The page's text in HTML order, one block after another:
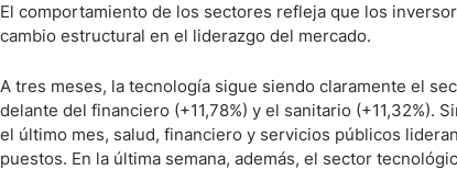
El comportamiento de los sectores refleja que los
cambio estructural en el liderazgo del mercado.
A tres meses, la tecnología sigue siendo claramente el
delante del financiero (+11,78%) y el sanitario (+11,32%).
el último mes, salud, financiero y servicios públicos
puestos. En la última semana, además, el sector